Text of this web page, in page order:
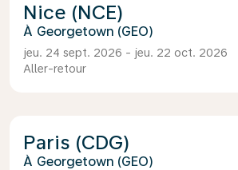
Nice (NCE)
Georgetown (GEO)
jeu. 24 sept. 2026 - jeu. 22 oct. 2026
Aller-retour
Paris (CDG)
Georgetown (GEO)